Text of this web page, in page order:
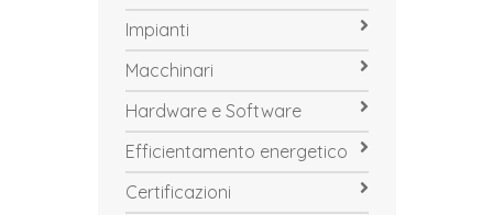
Impianti
Macchinari
Hardware e Software
Efficientamento energetico
Certificazioni